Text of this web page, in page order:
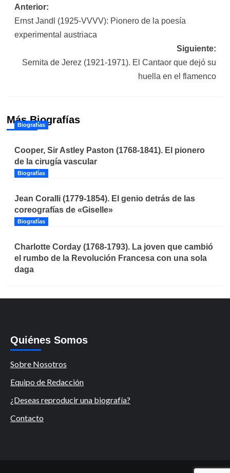
Navegación
de
entradas
Anterior:
Ernst Jandl (1925-VVVV): Pionero de la poesía
experimental austriaca
Siguiente:
Sernita de Jerez (1921-1971). El Cantaor que dejó su
huella en el flamenco
Más Biografías
Biografías
Cooper, Sir Astley Paston (1768-1841). El pionero
de la cirugía vascular
Biografías
Jean Coralli (1779-1854). El genio detrás de las
coreografías de «Giselle»
Biografías
Charlotte Corday (1768-1793). La joven que cambió
el rumbo de la Revolución Francesa con una sola
daga
Quiénes Somos
Sobre Nosotros
Equipo de Redacción
¿Deseas reproducir una biografía?
Contacto